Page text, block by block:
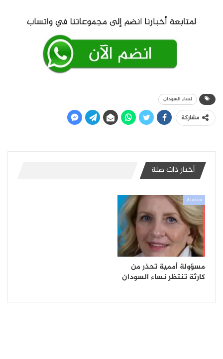
نساء السودان
مشاركة
أخبار ذات صلة
سياسية
مسؤولة أممية تحذر من
كارثة تنتظر نساء السودان